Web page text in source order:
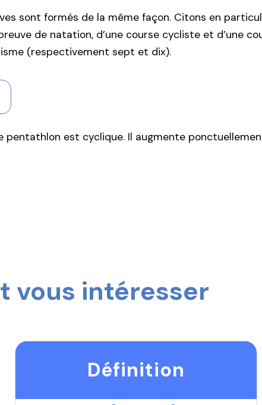
sont formés de la même façon. Citons en
de natation, d’une course cycliste et d’une
(respectivement sept et dix).
pentathlon est cyclique. Il augmente
vous intéresser
Définition